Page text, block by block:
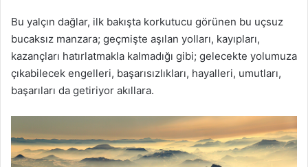
Bu yalçın dağlar, ilk bakışta korkutucu görünen bu uçsuz
bucaksız manzara; geçmişte aşılan yolları, kayıpları,
kazançları hatırlatmakla kalmadığı gibi; gelecekte yolumuza
çıkabilecek engelleri, başarısızlıkları, hayalleri, umutları,
başarıları da getiriyor akıllara.